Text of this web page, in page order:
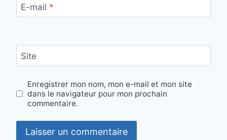
E-mail *
Site
Enregistrer mon nom, mon e-mail et mon site
dans le navigateur pour mon prochain
commentaire.